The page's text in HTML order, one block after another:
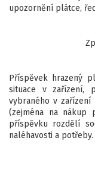
upozornění plátce,
Příspěvek hrazený
situace v zařízení,
vybraného v
(zejména na nákup
příspěvku rozdělí
naléhavosti a potřeby.